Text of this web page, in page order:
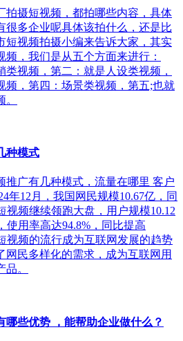
拍摄短视频，都拍哪些内容，具体
很多企业呢具体该拍什么，还是比
短视频拍摄小编来告诉大家，其实
频，我们是从五个方面来进行：
类视频，第二：就是人设类视频，
频，第四：场景类视频，第五;也就
种模式
推广有几种模式，流量在哪里 客户
年12月，我国网民规模10.67亿，同
视频继续领跑大盘，用户规模10.12
使用率高达94.8%，同比提高
视频的流行成为互联网发展的趋势
网民多样化的需求，成为互联网用
。
哪些优势 ，能帮助企业做什么？